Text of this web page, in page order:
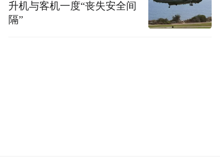
升机与客机一度“丧失安全间
隔”